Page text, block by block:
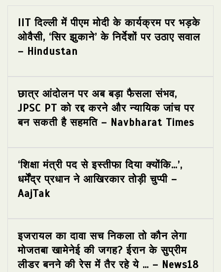
IIT दिल्ली में पीएम मोदी के कार्यक्रम पर भड़के
ओवैसी, ‘सिर झुकाने’ के निर्देशों पर उठाए सवाल
– Hindustan
छात्र आंदोलन पर अब बड़ा फैसला संभव,
JPSC PT को रद्द करने और न्यायिक जांच पर
बन सकती है सहमति – Navbharat Times
‘शिक्षा मंत्री पद से इस्तीफा दिया क्योंकि…’,
धर्मेंद्र प्रधान ने आखिरकार तोड़ी चुप्पी –
AajTak
इजरायल का दावा सच निकला तो कौन लेगा
मोजतबा खामेनेई की जगह? ईरान के सुप्रीम
लीडर बनने की रेस में तैर रहे ये … – News18